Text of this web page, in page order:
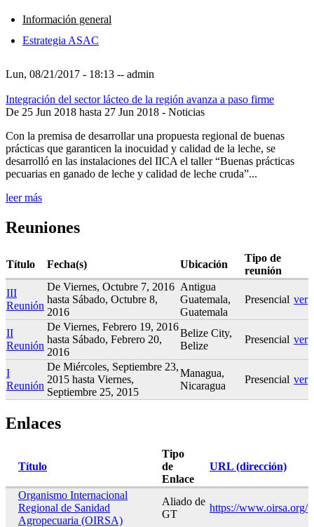
Información general
Estrategia ASAC
Lun, 08/21/2017 - 18:13 -- admin
Integración del sector lácteo de la región avanza a paso firme
De 25 Jun 2018 hasta 27 Jun 2018 - Noticias
Con la premisa de desarrollar una propuesta regional de buenas
prácticas que garanticen la inocuidad y calidad de la leche, se
desarrolló en las instalaciones del IICA el taller “Buenas prácticas
pecuarias en ganado de leche y calidad de leche cruda”...
leer más
Reuniones
Título Fecha(s) Ubicación
Tipo de
reunión
III
Reunión
De Viernes, Octubre 7, 2016
hasta Sábado, Octubre 8,
2016
Antigua
Guatemala,
Guatemala
Presencial ver
II
Reunión
De Viernes, Febrero 19, 2016
hasta Sábado, Febrero 20,
2016
Belize City,
Belize
Presencial ver
I
Reunión
De Miércoles, Septiembre 23,
2015 hasta Viernes,
Septiembre 25, 2015
Managua,
Nicaragua
Presencial ver
Enlaces
Título
Tipo
de
Enlace
URL (dirección)
Organismo Internacional
Regional de Sanidad
Agropecuaria (OIRSA)
Aliado de
GT
https://www.oirsa.org/